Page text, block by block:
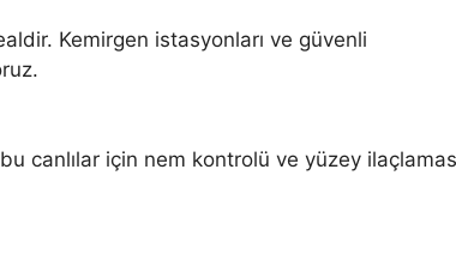
Kemirgen istasyonları ve güvenli
canlılar için nem kontrolü ve yüzey